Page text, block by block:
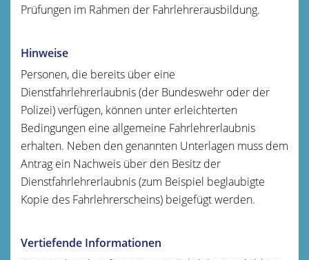
Prüfungen im Rahmen der Fahrlehrerausbildung.
Hinweise
Personen, die bereits über eine
Dienstfahrlehrerlaubnis (der Bundeswehr oder der
Polizei) verfügen, können unter erleichterten
Bedingungen eine allgemeine Fahrlehrerlaubnis
erhalten. Neben den genannten Unterlagen muss dem
Antrag ein Nachweis über den Besitz der
Dienstfahrlehrerlaubnis (zum Beispiel beglaubigte
Kopie des Fahrlehrerscheins) beigefügt werden.
Vertiefende Informationen